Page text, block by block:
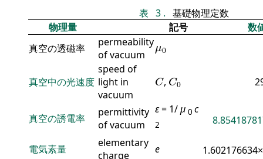
表 3 . 基礎物理定数
物理量
記号
数
真空の透磁率
permeability
of vacuum
μ0
μ0
真空中の光速度
speed of
light in
vacuum
C
C, C0
C0
真空の誘電率
permittivity
of vacuum
ε= 1/μ 0 c
2
電気素量
elementary
charge
e